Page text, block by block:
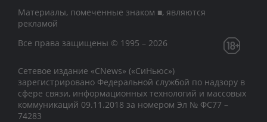
Материалы, помеченные знаком ■, являются
рекламой
Все права защищены © 1995 – 2026
Сетевое издание «CNews» («СиНьюс»)
зарегистрировано Федеральной службой по надзору в
сфере связи, информационных технологий и массовых
коммуникаций 09.11.2018 за номером Эл № ФС77 –
74283